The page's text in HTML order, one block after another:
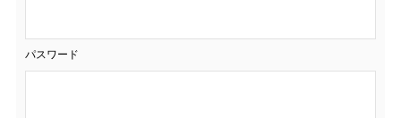
パスワード